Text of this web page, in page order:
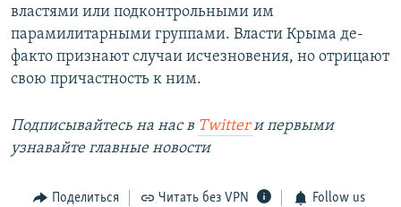
властями или подконтрольными им
парамилитарными группами. Власти Крыма де-
факто признают случаи исчезновения, но отрицают
свою причастность к ним.
Подписывайтесь на наc в Twitterи первыми
узнавайте главные новости
Поделиться Читать без VPN Follow us